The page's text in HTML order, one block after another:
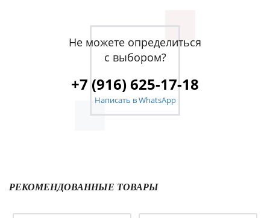
Не можете определиться
с выбором?
+7 (916) 625-17-18
Написать в WhatsApp
РЕКОМЕНДОВАННЫЕ ТОВАРЫ